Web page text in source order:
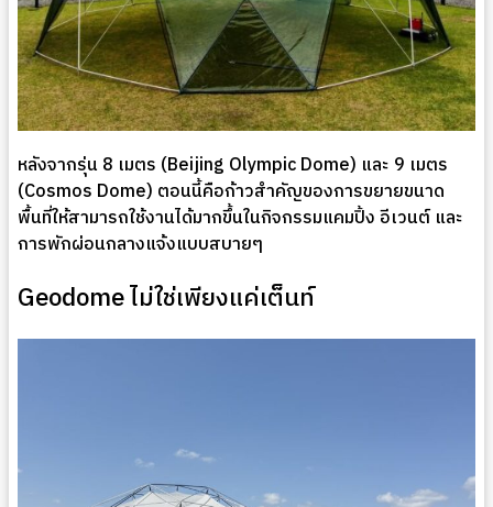
หลังจากรุ่น 8 เมตร (Beijing Olympic Dome) และ 9 เมตร
(Cosmos Dome) ตอนนี้คือก้าวสำคัญของการขยายขนาด
พื้นที่ให้สามารถใช้งานได้มากขึ้นในกิจกรรมแคมปิ้ง อีเวนต์ และ
การพักผ่อนกลางแจ้งแบบสบายๆ
Geodome ไม่ใช่เพียงแค่เต็นท์